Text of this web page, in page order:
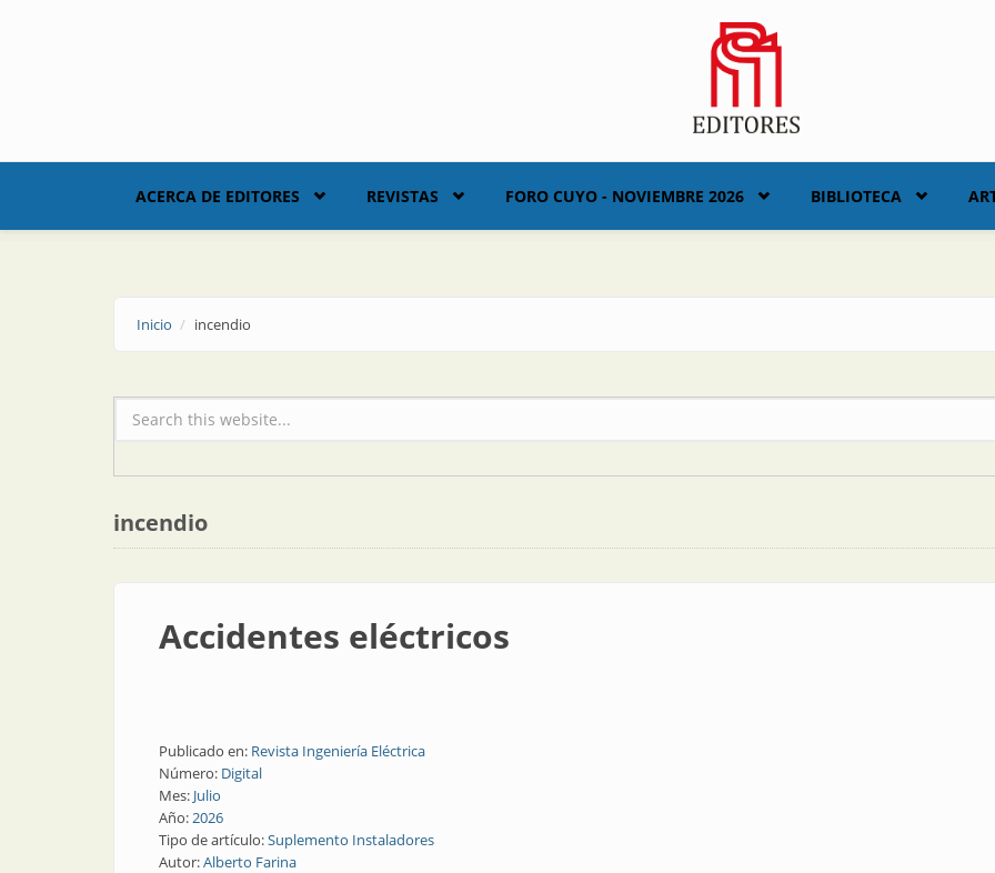
ACERCA DE EDITORES REVISTAS FORO CUYO - NOVIEMBRE 2026 BIBLIOTECA
Inicio incendio
Formulario de búsqueda
incendio
Accidentes eléctricos
Publicado en: Revista Ingeniería Eléctrica
Número: Digital
Mes: Julio
Año:2026
Tipo de artículo:Suplemento Instaladores
Autor:Alberto Farina